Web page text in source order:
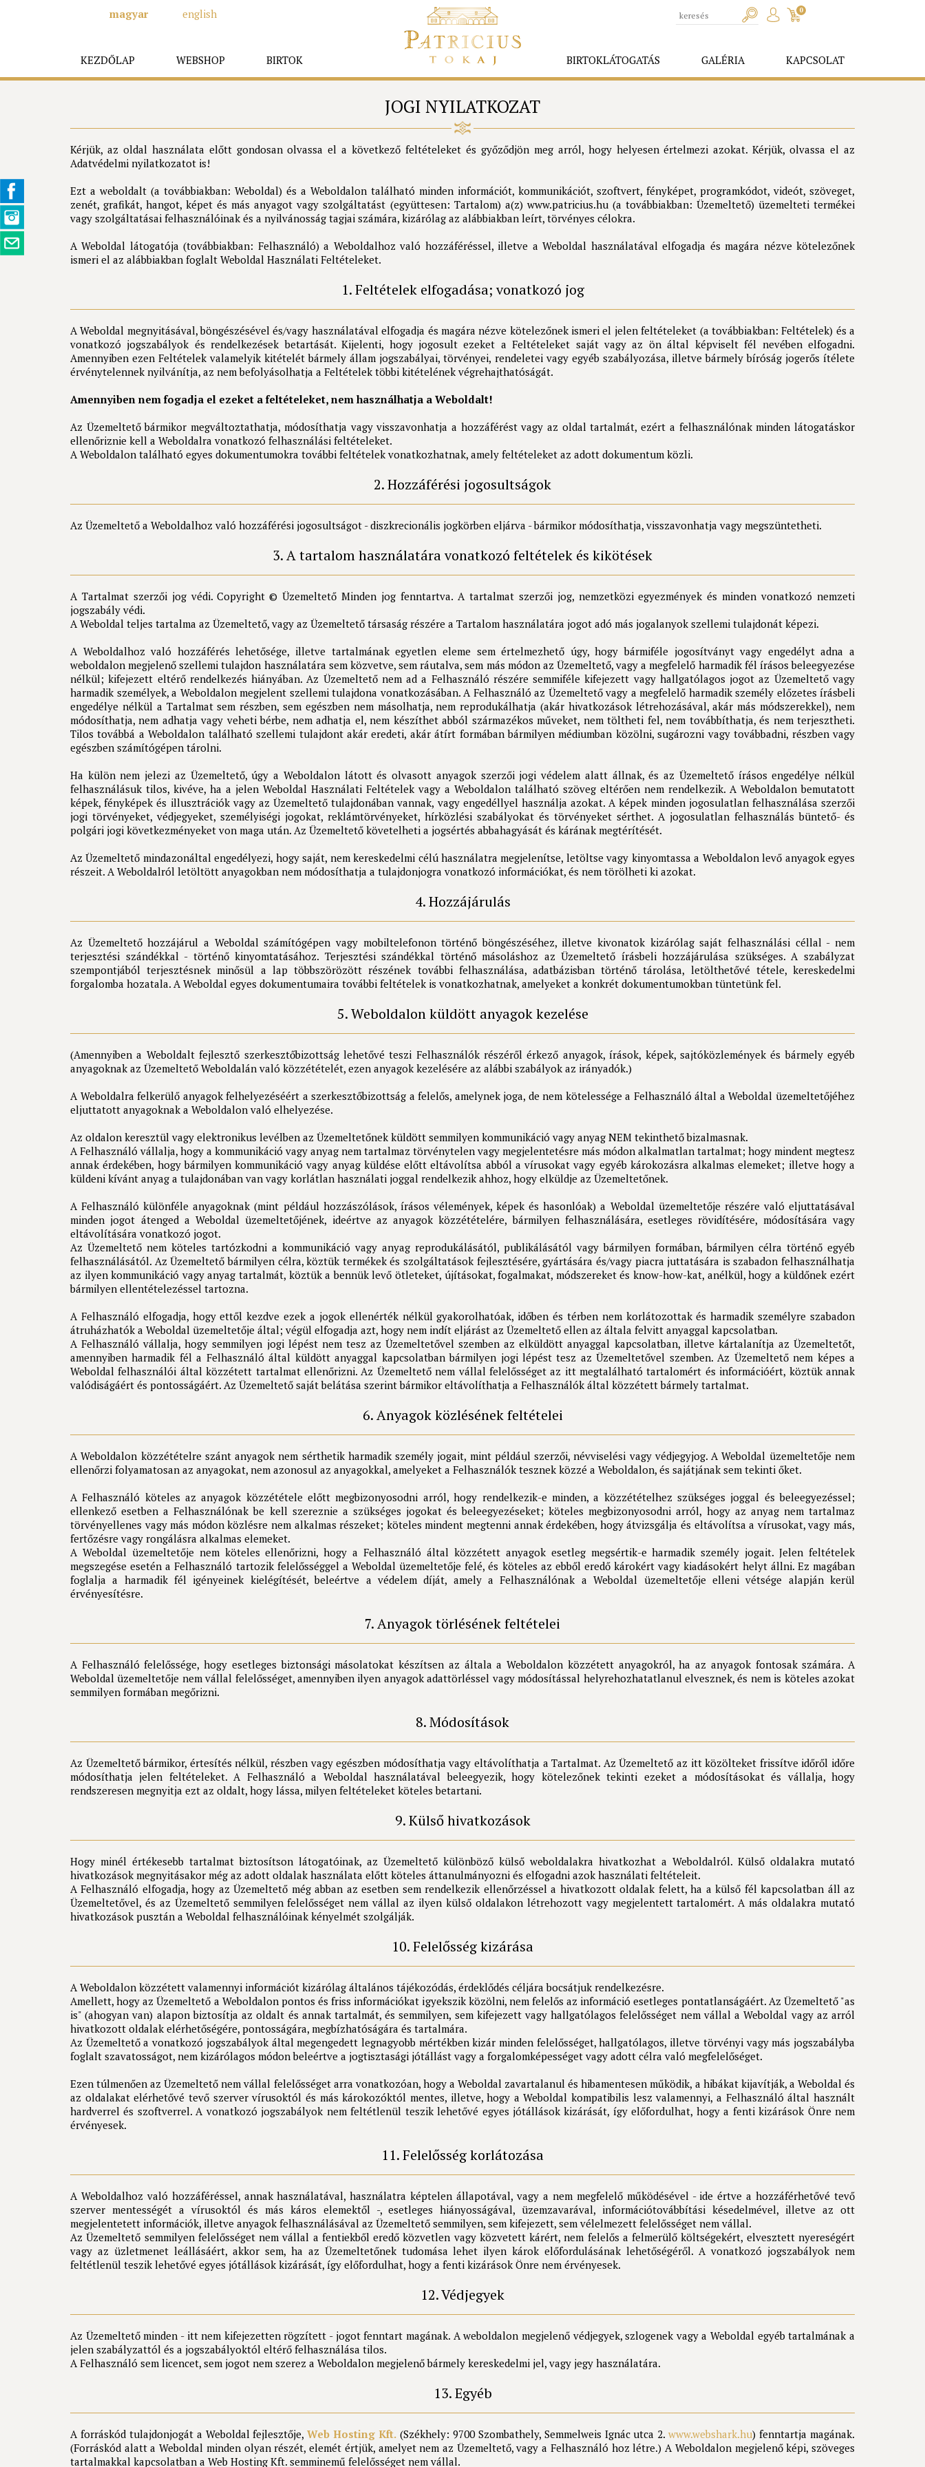
magyar english 0
KEZDŐLAP WEBSHOP BIRTOK BIRTOKLÁTOGATÁS GALÉRIA KAPCSOLAT
JOGI NYILATKOZAT
Kérjük, az oldal használata előtt gondosan olvassa el a következő feltételeket és győződjön meg arról, hogy helyesen értelmezi azokat. Kérjük, olvassa el az
Adatvédelmi nyilatkozatot is!
Ezt a weboldalt (a továbbiakban: Weboldal) és a Weboldalon található minden információt, kommunikációt, szoftvert, fényképet, programkódot, videót, szöveget,
zenét, grafikát, hangot, képet és más anyagot vagy szolgáltatást (együttesen: Tartalom) a(z) www.patricius.hu (a továbbiakban: Üzemeltető) üzemelteti termékei
vagy szolgáltatásai felhasználóinak és a nyilvánosság tagjai számára, kizárólag az alábbiakban leírt, törvényes célokra.
A Weboldal látogatója (továbbiakban: Felhasználó) a Weboldalhoz való hozzáféréssel, illetve a Weboldal használatával elfogadja és magára nézve kötelezőnek
ismeri el az alábbiakban foglalt Weboldal Használati Feltételeket.
1. Feltételek elfogadása; vonatkozó jog
A Weboldal megnyitásával, böngészésével és/vagy használatával elfogadja és magára nézve kötelezőnek ismeri el jelen feltételeket (a továbbiakban: Feltételek) és a
vonatkozó jogszabályok és rendelkezések betartását. Kijelenti, hogy jogosult ezeket a Feltételeket saját vagy az ön által képviselt fél nevében elfogadni.
Amennyiben ezen Feltételek valamelyik kitételét bármely állam jogszabályai, törvényei, rendeletei vagy egyéb szabályozása, illetve bármely bíróság jogerős ítélete
érvénytelennek nyilvánítja, az nem befolyásolhatja a Feltételek többi kitételének végrehajthatóságát.
Amennyiben nem fogadja el ezeket a feltételeket, nem használhatja a Weboldalt!
Az Üzemeltető bármikor megváltoztathatja, módosíthatja vagy visszavonhatja a hozzáférést vagy az oldal tartalmát, ezért a felhasználónak minden látogatáskor
ellenőriznie kell a Weboldalra vonatkozó felhasználási feltételeket.
A Weboldalon található egyes dokumentumokra további feltételek vonatkozhatnak, amely feltételeket az adott dokumentum közli.
2. Hozzáférési jogosultságok
Az Üzemeltető a Weboldalhoz való hozzáférési jogosultságot - diszkrecionális jogkörben eljárva - bármikor módosíthatja, visszavonhatja vagy megszüntetheti.
3. A tartalom használatára vonatkozó feltételek és kikötések
A Tartalmat szerzői jog védi. Copyright © Üzemeltető Minden jog fenntartva. A tartalmat szerzői jog, nemzetközi egyezmények és minden vonatkozó nemzeti
jogszabály védi.
A Weboldal teljes tartalma az Üzemeltető, vagy az Üzemeltető társaság részére a Tartalom használatára jogot adó más jogalanyok szellemi tulajdonát képezi.
A Weboldalhoz való hozzáférés lehetősége, illetve tartalmának egyetlen eleme sem értelmezhető úgy, hogy bármiféle jogosítványt vagy engedélyt adna a
weboldalon megjelenő szellemi tulajdon használatára sem közvetve, sem ráutalva, sem más módon az Üzemeltető, vagy a megfelelő harmadik fél írásos beleegyezése
nélkül; kifejezett eltérő rendelkezés hiányában. Az Üzemeltető nem ad a Felhasználó részére semmiféle kifejezett vagy hallgatólagos jogot az Üzemeltető vagy
harmadik személyek, a Weboldalon megjelent szellemi tulajdona vonatkozásában. A Felhasználó az Üzemeltető vagy a megfelelő harmadik személy előzetes írásbeli
engedélye nélkül a Tartalmat sem részben, sem egészben nem másolhatja, nem reprodukálhatja (akár hivatkozások létrehozásával, akár más módszerekkel), nem
módosíthatja, nem adhatja vagy veheti bérbe, nem adhatja el, nem készíthet abból származékos műveket, nem töltheti fel, nem továbbíthatja, és nem terjesztheti.
Tilos továbbá a Weboldalon található szellemi tulajdont akár eredeti, akár átírt formában bármilyen médiumban közölni, sugározni vagy továbbadni, részben vagy
egészben számítógépen tárolni.
Ha külön nem jelezi az Üzemeltető, úgy a Weboldalon látott és olvasott anyagok szerzői jogi védelem alatt állnak, és az Üzemeltető írásos engedélye nélkül
felhasználásuk tilos, kivéve, ha a jelen Weboldal Használati Feltételek vagy a Weboldalon található szöveg eltérően nem rendelkezik. A Weboldalon bemutatott
képek, fényképek és illusztrációk vagy az Üzemeltető tulajdonában vannak, vagy engedéllyel használja azokat. A képek minden jogosulatlan felhasználása szerzői
jogi törvényeket, védjegyeket, személyiségi jogokat, reklámtörvényeket, hírközlési szabályokat és törvényeket sérthet. A jogosulatlan felhasználás büntető- és
polgári jogi következményeket von maga után. Az Üzemeltető követelheti a jogsértés abbahagyását és kárának megtérítését.
Az Üzemeltető mindazonáltal engedélyezi, hogy saját, nem kereskedelmi célú használatra megjelenítse, letöltse vagy kinyomtassa a Weboldalon levő anyagok egyes
részeit. A Weboldalról letöltött anyagokban nem módosíthatja a tulajdonjogra vonatkozó információkat, és nem törölheti ki azokat.
4. Hozzájárulás
Az Üzemeltető hozzájárul a Weboldal számítógépen vagy mobiltelefonon történő böngészéséhez, illetve kivonatok kizárólag saját felhasználási céllal - nem
terjesztési szándékkal - történő kinyomtatásához. Terjesztési szándékkal történő másoláshoz az Üzemeltető írásbeli hozzájárulása szükséges. A szabályzat
szempontjából terjesztésnek minősül a lap többszörözött részének további felhasználása, adatbázisban történő tárolása, letölthetővé tétele, kereskedelmi
forgalomba hozatala. A Weboldal egyes dokumentumaira további feltételek is vonatkozhatnak, amelyeket a konkrét dokumentumokban tüntetünk fel.
5. Weboldalon küldött anyagok kezelése
(Amennyiben a Weboldalt fejlesztő szerkesztőbizottság lehetővé teszi Felhasználók részéről érkező anyagok, írások, képek, sajtóközlemények és bármely egyéb
anyagoknak az Üzemeltető Weboldalán való közzétételét, ezen anyagok kezelésére az alábbi szabályok az irányadók.)
A Weboldalra felkerülő anyagok felhelyezéséért a szerkesztőbizottság a felelős, amelynek joga, de nem kötelessége a Felhasználó által a Weboldal üzemeltetőjéhez
eljuttatott anyagoknak a Weboldalon való elhelyezése.
Az oldalon keresztül vagy elektronikus levélben az Üzemeltetőnek küldött semmilyen kommunikáció vagy anyag NEM tekinthető bizalmasnak.
A Felhasználó vállalja, hogy a kommunikáció vagy anyag nem tartalmaz törvénytelen vagy megjelentetésre más módon alkalmatlan tartalmat; hogy mindent megtesz
annak érdekében, hogy bármilyen kommunikáció vagy anyag küldése előtt eltávolítsa abból a vírusokat vagy egyéb károkozásra alkalmas elemeket; illetve hogy a
küldeni kívánt anyag a tulajdonában van vagy korlátlan használati joggal rendelkezik ahhoz, hogy elküldje az Üzemeltetőnek.
A Felhasználó különféle anyagoknak (mint például hozzászólások, írásos vélemények, képek és hasonlóak) a Weboldal üzemeltetője részére való eljuttatásával
minden jogot átenged a Weboldal üzemeltetőjének, ideértve az anyagok közzétételére, bármilyen felhasználására, esetleges rövidítésére, módosítására vagy
eltávolítására vonatkozó jogot.
Az Üzemeltető nem köteles tartózkodni a kommunikáció vagy anyag reprodukálásától, publikálásától vagy bármilyen formában, bármilyen célra történő egyéb
felhasználásától. Az Üzemeltető bármilyen célra, köztük termékek és szolgáltatások fejlesztésére, gyártására és/vagy piacra juttatására is szabadon felhasználhatja
az ilyen kommunikáció vagy anyag tartalmát, köztük a bennük levő ötleteket, újításokat, fogalmakat, módszereket és know-how-kat, anélkül, hogy a küldőnek ezért
bármilyen ellentételezéssel tartozna.
A Felhasználó elfogadja, hogy ettől kezdve ezek a jogok ellenérték nélkül gyakorolhatóak, időben és térben nem korlátozottak és harmadik személyre szabadon
átruházhatók a Weboldal üzemeltetője által; végül elfogadja azt, hogy nem indít eljárást az Üzemeltető ellen az általa felvitt anyaggal kapcsolatban.
A Felhasználó vállalja, hogy semmilyen jogi lépést nem tesz az Üzemeltetővel szemben az elküldött anyaggal kapcsolatban, illetve kártalanítja az Üzemeltetőt,
amennyiben harmadik fél a Felhasználó által küldött anyaggal kapcsolatban bármilyen jogi lépést tesz az Üzemeltetővel szemben. Az Üzemeltető nem képes a
Weboldal felhasználói által közzétett tartalmat ellenőrizni. Az Üzemeltető nem vállal felelősséget az itt megtalálható tartalomért és információért, köztük annak
valódiságáért és pontosságáért. Az Üzemeltető saját belátása szerint bármikor eltávolíthatja a Felhasználók által közzétett bármely tartalmat.
6. Anyagok közlésének feltételei
A Weboldalon közzétételre szánt anyagok nem sérthetik harmadik személy jogait, mint például szerzői, névviselési vagy védjegyjog. A Weboldal üzemeltetője nem
ellenőrzi folyamatosan az anyagokat, nem azonosul az anyagokkal, amelyeket a Felhasználók tesznek közzé a Weboldalon, és sajátjának sem tekinti őket.
A Felhasználó köteles az anyagok közzététele előtt megbizonyosodni arról, hogy rendelkezik-e minden, a közzétételhez szükséges joggal és beleegyezéssel;
ellenkező esetben a Felhasználónak be kell szereznie a szükséges jogokat és beleegyezéseket; köteles megbizonyosodni arról, hogy az anyag nem tartalmaz
törvényellenes vagy más módon közlésre nem alkalmas részeket; köteles mindent megtenni annak érdekében, hogy átvizsgálja és eltávolítsa a vírusokat, vagy más,
fertőzésre vagy rongálásra alkalmas elemeket.
A Weboldal üzemeltetője nem köteles ellenőrizni, hogy a Felhasználó által közzétett anyagok esetleg megsértik-e harmadik személy jogait. Jelen feltételek
megszegése esetén a Felhasználó tartozik felelősséggel a Weboldal üzemeltetője felé, és köteles az ebből eredő károkért vagy kiadásokért helyt állni. Ez magában
foglalja a harmadik fél igényeinek kielégítését, beleértve a védelem díját, amely a Felhasználónak a Weboldal üzemeltetője elleni vétsége alapján kerül
érvényesítésre.
7. Anyagok törlésének feltételei
A Felhasználó felelőssége, hogy esetleges biztonsági másolatokat készítsen az általa a Weboldalon közzétett anyagokról, ha az anyagok fontosak számára. A
Weboldal üzemeltetője nem vállal felelősséget, amennyiben ilyen anyagok adattörléssel vagy módosítással helyrehozhatatlanul elvesznek, és nem is köteles azokat
semmilyen formában megőrizni.
8. Módosítások
Az Üzemeltető bármikor, értesítés nélkül, részben vagy egészben módosíthatja vagy eltávolíthatja a Tartalmat. Az Üzemeltető az itt közölteket frissítve időről időre
módosíthatja jelen feltételeket. A Felhasználó a Weboldal használatával beleegyezik, hogy kötelezőnek tekinti ezeket a módosításokat és vállalja, hogy
rendszeresen megnyitja ezt az oldalt, hogy lássa, milyen feltételeket köteles betartani.
9. Külső hivatkozások
Hogy minél értékesebb tartalmat biztosítson látogatóinak, az Üzemeltető különböző külső weboldalakra hivatkozhat a Weboldalról. Külső oldalakra mutató
hivatkozások megnyitásakor még az adott oldalak használata előtt köteles áttanulmányozni és elfogadni azok használati feltételeit.
A Felhasználó elfogadja, hogy az Üzemeltető még abban az esetben sem rendelkezik ellenőrzéssel a hivatkozott oldalak felett, ha a külső fél kapcsolatban áll az
Üzemeltetővel, és az Üzemeltető semmilyen felelősséget nem vállal az ilyen külső oldalakon létrehozott vagy megjelentett tartalomért. A más oldalakra mutató
hivatkozások pusztán a Weboldal felhasználóinak kényelmét szolgálják.
10. Felelősség kizárása
A Weboldalon közzétett valamennyi információt kizárólag általános tájékozódás, érdeklődés céljára bocsátjuk rendelkezésre.
Amellett, hogy az Üzemeltető a Weboldalon pontos és friss információkat igyekszik közölni, nem felelős az információ esetleges pontatlanságáért. Az Üzemeltető "as
is" (ahogyan van) alapon biztosítja az oldalt és annak tartalmát, és semmilyen, sem kifejezett vagy hallgatólagos felelősséget nem vállal a Weboldal vagy az arról
hivatkozott oldalak elérhetőségére, pontosságára, megbízhatóságára és tartalmára.
Az Üzemeltető a vonatkozó jogszabályok által megengedett legnagyobb mértékben kizár minden felelősséget, hallgatólagos, illetve törvényi vagy más jogszabályba
foglalt szavatosságot, nem kizárólagos módon beleértve a jogtisztasági jótállást vagy a forgalomképességet vagy adott célra való megfelelőséget.
Ezen túlmenően az Üzemeltető nem vállal felelősséget arra vonatkozóan, hogy a Weboldal zavartalanul és hibamentesen működik, a hibákat kijavítják, a Weboldal és
az oldalakat elérhetővé tevő szerver vírusoktól és más károkozóktól mentes, illetve, hogy a Weboldal kompatibilis lesz valamennyi, a Felhasználó által használt
hardverrel és szoftverrel. A vonatkozó jogszabályok nem feltétlenül teszik lehetővé egyes jótállások kizárását, így előfordulhat, hogy a fenti kizárások Önre nem
érvényesek.
11. Felelősség korlátozása
A Weboldalhoz való hozzáféréssel, annak használatával, használatra képtelen állapotával, vagy a nem megfelelő működésével - ide értve a hozzáférhetővé tevő
szerver mentességét a vírusoktól és más káros elemektől -, esetleges hiányosságával, üzemzavarával, információtovábbítási késedelmével, illetve az ott
megjelentetett információk, illetve anyagok felhasználásával az Üzemeltető semmilyen, sem kifejezett, sem vélelmezett felelősséget nem vállal.
Az Üzemeltető semmilyen felelősséget nem vállal a fentiekből eredő közvetlen vagy közvetett kárért, nem felelős a felmerülő költségekért, elvesztett nyereségért
vagy az üzletmenet leállásáért, akkor sem, ha az Üzemeltetőnek tudomása lehet ilyen károk előfordulásának lehetőségéről. A vonatkozó jogszabályok nem
feltétlenül teszik lehetővé egyes jótállások kizárását, így előfordulhat, hogy a fenti kizárások Önre nem érvényesek.
12. Védjegyek
Az Üzemeltető minden - itt nem kifejezetten rögzített - jogot fenntart magának. A weboldalon megjelenő védjegyek, szlogenek vagy a Weboldal egyéb tartalmának a
jelen szabályzattól és a jogszabályoktól eltérő felhasználása tilos.
A Felhasználó sem licencet, sem jogot nem szerez a Weboldalon megjelenő bármely kereskedelmi jel, vagy jegy használatára.
13. Egyéb
A forráskód tulajdonjogát a Weboldal fejlesztője,Web Hosting Kft. (Székhely: 9700 Szombathely, Semmelweis Ignác utca 2.www.webshark.hu) fenntartja magának.
(Forráskód alatt a Weboldal minden olyan részét, elemét értjük, amelyet nem az Üzemeltető, vagy a Felhasználó hoz létre.) A Weboldalon megjelenő képi, szöveges
tartalmakkal kapcsolatban a Web Hosting Kft. semminemű felelősséget nem vállal.